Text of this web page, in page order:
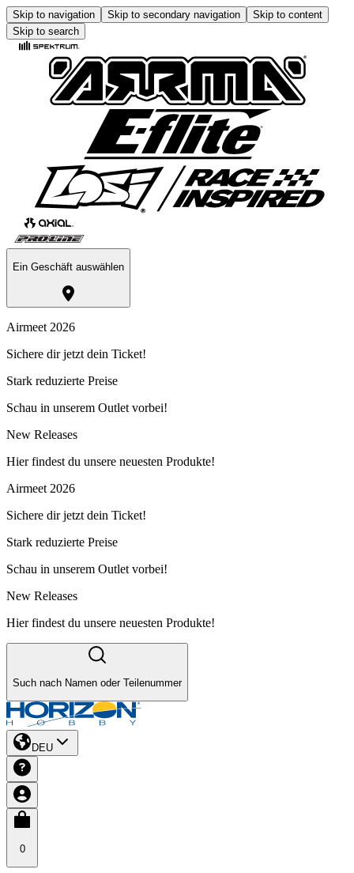
Skip to navigation Skip to secondary navigation
Skip to content
Skip to search
Ein Geschäft auswählen
Airmeet 2026
Sichere dir jetzt dein Ticket!
Stark reduzierte Preise
Schau in unserem Outlet vorbei!
New Releases
Hier findest du unsere neuesten Produkte!
Airmeet 2026
Sichere dir jetzt dein Ticket!
Stark reduzierte Preise
Schau in unserem Outlet vorbei!
New Releases
Hier findest du unsere neuesten Produkte!
Such nach Namen oder Teilenummer
DEU
0